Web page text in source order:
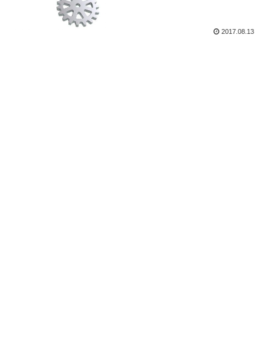
2017.08.13